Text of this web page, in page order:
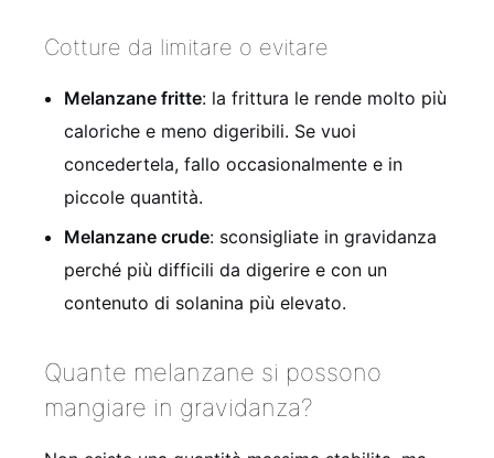
Cotture da limitare o evitare
Melanzane fritte: la frittura le rende molto più
caloriche e meno digeribili. Se vuoi
concedertela, fallo occasionalmente e in
piccole quantità.
Melanzane crude: sconsigliate in gravidanza
perché più difficili da digerire e con un
contenuto di solanina più elevato.
Quante melanzane si possono
mangiare in gravidanza?